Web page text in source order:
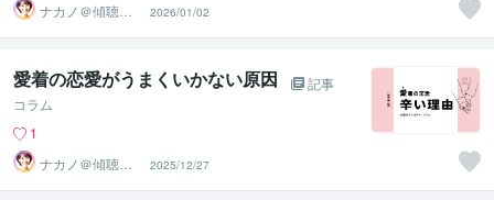
ナカノ＠傾聴と
的確さで出口に
導く脳のプロ
2026/01/02
愛着の恋愛がうまくいかない原因
記事
コラム
1
ナカノ＠傾聴と
的確さで出口に
導く脳のプロ
2025/12/27